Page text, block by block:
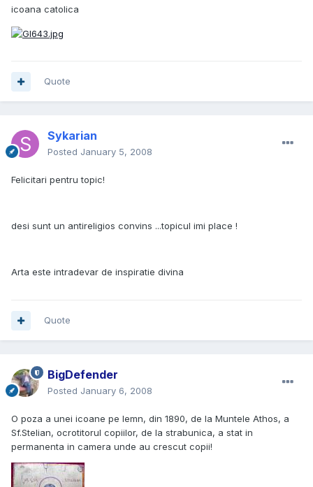
icoana catolica
Quote
Sykarian
Posted January 5, 2008
Felicitari pentru topic!
desi sunt un antireligios convins ...topicul imi place !
Arta este intradevar de inspiratie divina
Quote
BigDefender
Posted January 6, 2008
O poza a unei icoane pe lemn, din 1890, de la Muntele Athos, a
Sf.Stelian, ocrotitorul copiilor, de la strabunica, a stat in
permanenta in camera unde au crescut copii!